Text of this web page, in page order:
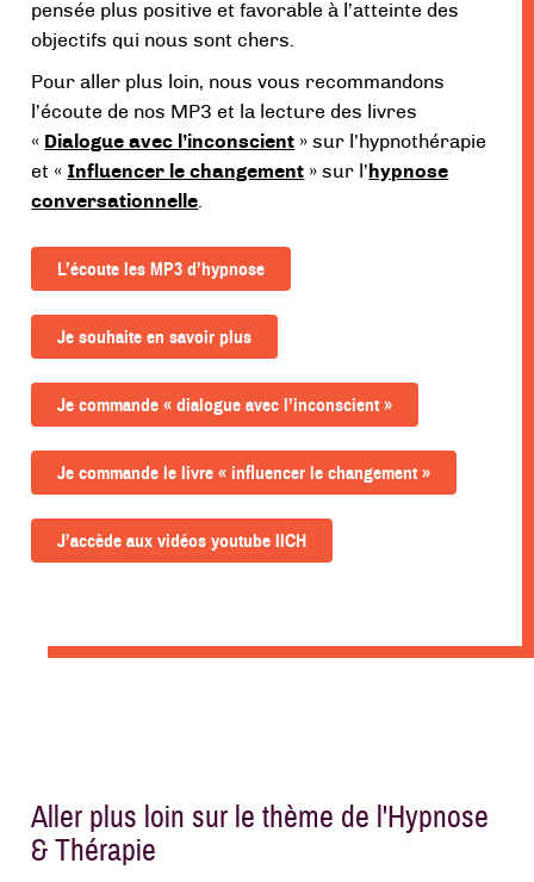
pensée plus positive et favorable à l’atteinte des
objectifs qui nous sont chers.
Pour aller plus loin, nous vous recommandons
l’écoute de nos MP3 et la lecture des livres
« Dialogue avec l’inconscient » sur l’hypnothérapie
et « Influencer le changement » sur l’ hypnose
conversationnelle.
L’écoute les MP3 d’hypnose
Je souhaite en savoir plus
Je commande « dialogue avec l’inconscient »
Je commande le livre « influencer le changement »
J’accède aux vidéos youtube IICH
Aller plus loin sur le thème de l'Hypnose
& Thérapie